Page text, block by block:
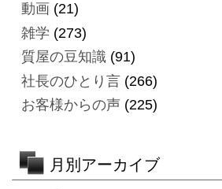
動画 (21)
雑学 (273)
質屋の豆知識(91)
社長のひとり言(266)
お客様からの声(225)
月別アーカイブ